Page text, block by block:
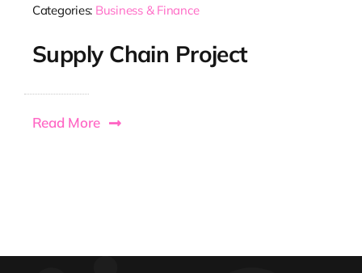
Categories: Business & Finance
Supply Chain Project
Read More